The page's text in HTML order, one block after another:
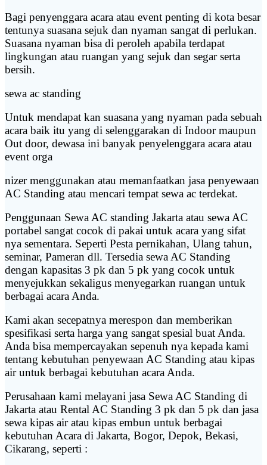
Bagi penyenggara acara atau event penting di kota besar
tentunya suasana sejuk dan nyaman sangat di perlukan.
Suasana nyaman bisa di peroleh apabila terdapat
lingkungan atau ruangan yang sejuk dan segar serta
bersih.
sewa ac standing
Untuk mendapat kan suasana yang nyaman pada sebuah
acara baik itu yang di selenggarakan di Indoor maupun
Out door, dewasa ini banyak penyelenggara acara atau
event orga
nizer menggunakan atau memanfaatkan jasa penyewaan
AC Standing atau mencari tempat sewa ac terdekat.
Penggunaan Sewa AC standing Jakarta atau sewa AC
portabel sangat cocok di pakai untuk acara yang sifat
nya sementara. Seperti Pesta pernikahan, Ulang tahun,
seminar, Pameran dll. Tersedia sewa AC Standing
dengan kapasitas 3 pk dan 5 pk yang cocok untuk
menyejukkan sekaligus menyegarkan ruangan untuk
berbagai acara Anda.
Kami akan secepatnya merespon dan memberikan
spesifikasi serta harga yang sangat spesial buat Anda.
Anda bisa mempercayakan sepenuh nya kepada kami
tentang kebutuhan penyewaan AC Standing atau kipas
air untuk berbagai kebutuhan acara Anda.
Perusahaan kami melayani jasa Sewa AC Standing di
Jakarta atau Rental AC Standing 3 pk dan 5 pk dan jasa
sewa kipas air atau kipas embun untuk berbagai
kebutuhan Acara di Jakarta, Bogor, Depok, Bekasi,
Cikarang, seperti :